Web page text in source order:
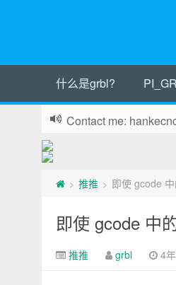
什么是grbl?
Contact me:
> 推推 > 即使 gcode
即使 gcode 中
推推 grbl 4